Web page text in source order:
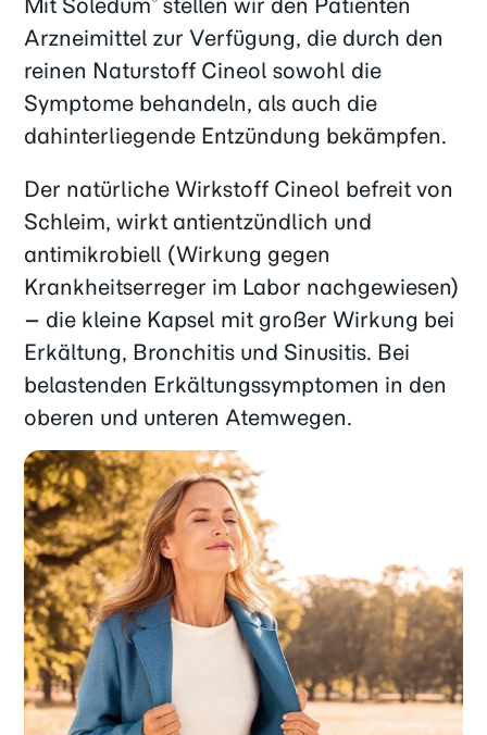
Arzneimittel zur Verfügung, die durch den
reinen Naturstoff Cineol sowohl die
Symptome behandeln, als auch die
dahinterliegende Entzündung bekämpfen.
Der natürliche Wirkstoff Cineol befreit von
Schleim, wirkt antientzündlich und
antimikrobiell (Wirkung gegen
Krankheitserreger im Labor nachgewiesen)
– die kleine Kapsel mit großer Wirkung bei
Erkältung, Bronchitis und Sinusitis. Bei
belastenden Erkältungssymptomen in den
oberen und unteren Atemwegen.